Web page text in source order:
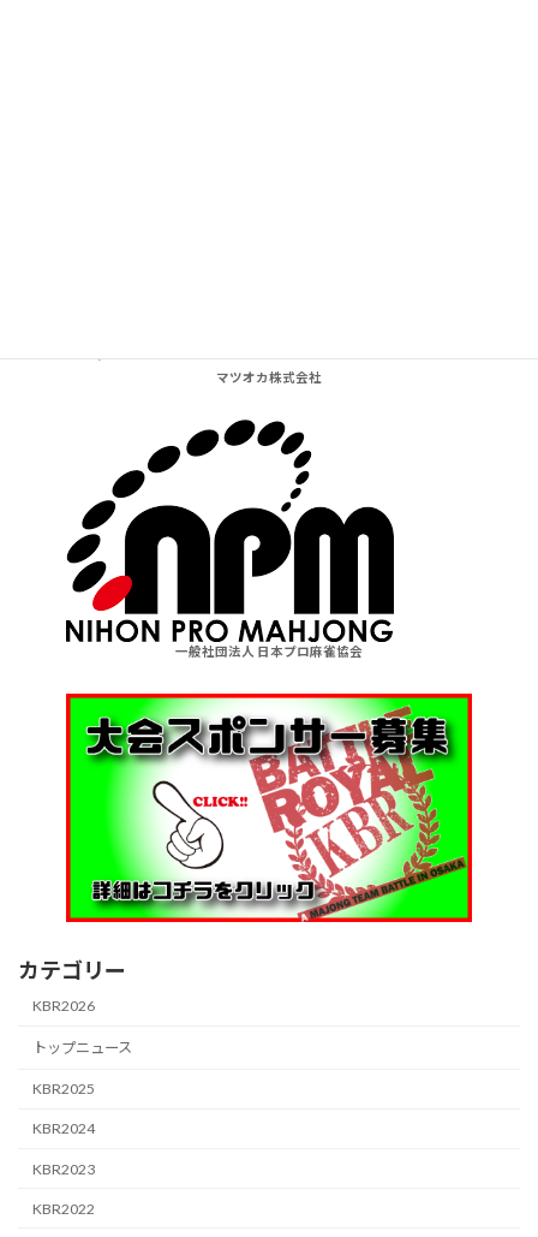
マツオカ株式会社
一般社団法人 日本プロ麻雀協会
カテゴリー
KBR2026
トップニュース
KBR2025
KBR2024
KBR2023
KBR2022